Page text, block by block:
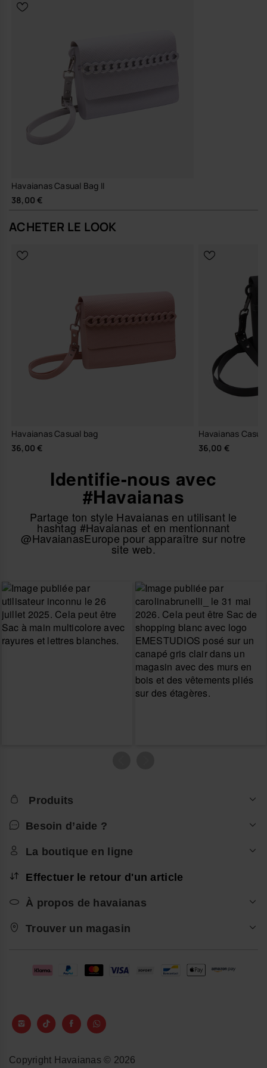
havaianas pour une allure estivale plus douce, toujours structurée
Matériaux sélectionnés pour leur tenue dans le temps et leur
résistance à l’usage, afin de préserver la forme, la couleur et le
toucher du sac saison après saison.
Un accessoire pensé pour suivre tes mouvements, jour après jour,
avec la même légèreté maîtrisée que tes sandales d’été préférées.
Havaianas en Belgique, et fais passer ton style au niveau supérieur.
Havaianas Casual Bag II
38,00 €
ACHETER LE LOOK
Havaianas Casual bag
36,00 €
Havaianas
36,00 €
Identifie-nous avec
#Havaianas
Partage ton style Havaianas en utilisant le
hashtag #Havaianas et en mentionnant
@HavaianasEurope pour apparaître sur notre
site web.
Produits
Besoin d’aide ?
La boutique en ligne
Effectuer le retour d'un article
À propos de havaianas
Trouver un magasin
Copyright Havaianas © 2026